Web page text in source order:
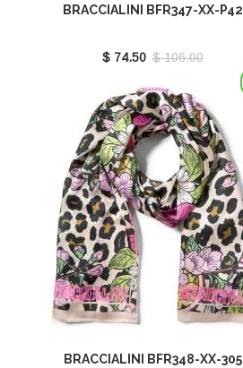
BRACCIALINI BFR347-XX-P42
$ 74.50 $ 106.00
BRACCIALINI BFR348-XX-305